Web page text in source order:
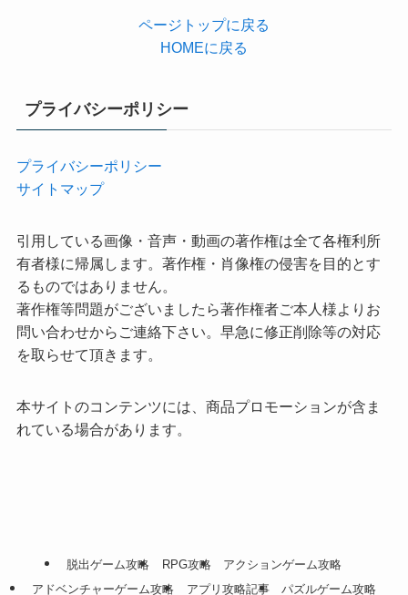
ページトップに戻る
HOMEに戻る
プライバシーポリシー
プライバシーポリシー
サイトマップ
引用している画像・音声・動画の著作権は全て各権利所
有者様に帰属します。著作権・肖像権の侵害を目的とす
るものではありません。
著作権等問題がございましたら著作権者ご本人様よりお
問い合わせからご連絡下さい。早急に修正削除等の対応
を取らせて頂きます。
本サイトのコンテンツには、商品プロモーションが含ま
れている場合があります。
脱出ゲーム攻略 RPG攻略
アクションゲーム攻略
アドベンチャーゲーム攻略
アプリ攻略記事 パズルゲーム攻略